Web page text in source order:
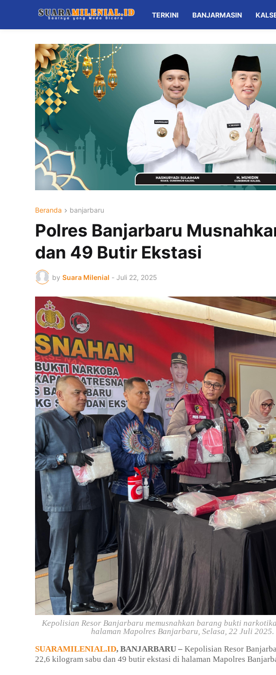
TERKINI BANJARMASIN
Beranda banjarbaru
Polres Banjarbaru
dan 49 Butir Ekstasi
by Suara Milenial - Juli 22, 2025
Kepolisian Resor Banjarbaru memusnahkan barang bukti
halaman Mapolres Banjarbaru, Selasa, 22 Juli 2025.
SUARAMILENIAL.ID, BANJARBARU – Kepolisian Resor
22,6 kilogram sabu dan 49 butir ekstasi di halaman Mapolres